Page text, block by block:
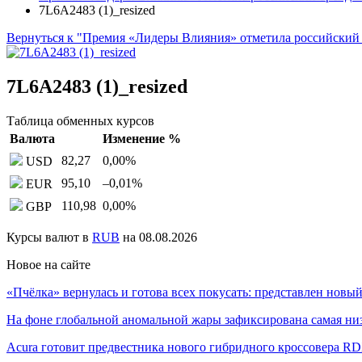
7L6A2483 (1)_resized
Вернуться к "Премия «Лидеры Влияния» отметила
7L6A2483 (1)_resized
Таблица обменных курсов
Валюта
Изменение %
USD
82,27 0,00%
EUR
95,10 –0,01%
GBP
110,98 0,00%
Курсы валют в RUB на 08.08.2026
Новое на сайте
«Пчёлка» вернулась и готова всех покусать: представлен
На фоне глобальной аномальной жары зафиксирована самая
Acura готовит предвестника нового гибридного кроссовера